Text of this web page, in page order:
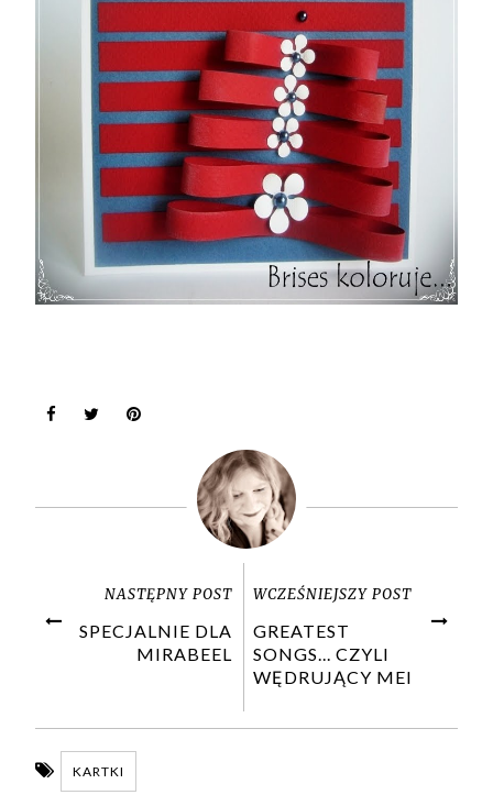
NASTĘPNY POST
SPECJALNIE DLA
MIRABEEL
WCZEŚNIEJSZY POST
GREATEST
SONGS... CZYLI
WĘDRUJĄCY MEI
KARTKI